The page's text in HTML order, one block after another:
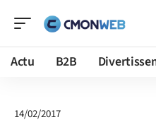
Actu B2B
14/02/2017